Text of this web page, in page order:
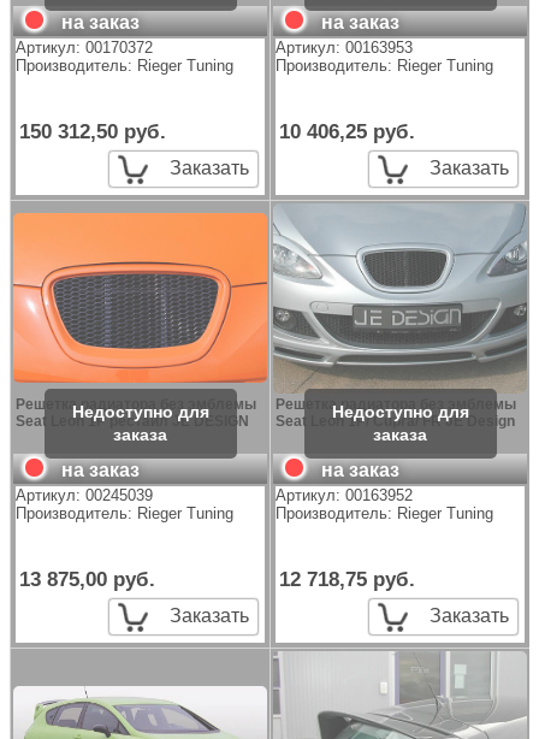
на заказ
Артикул: 00170372
Производитель: Rieger Tuning
150 312,50 руб.
Заказать
на заказ
Артикул: 00163953
Производитель: Rieger Tuning
10 406,25 руб.
Заказать
Решетка радиатора без эмблемы
Seat Leon 1P рестайл JE DESIGN
на заказ
Артикул: 00245039
Производитель: Rieger Tuning
13 875,00 руб.
Заказать
Решетка радиатора без эмблемы
Seat Leon 1P/ Cupra/ FR JE Design
на заказ
Артикул: 00163952
Производитель: Rieger Tuning
12 718,75 руб.
Заказать